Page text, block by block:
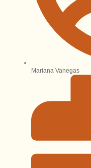
Mariana Vanegas